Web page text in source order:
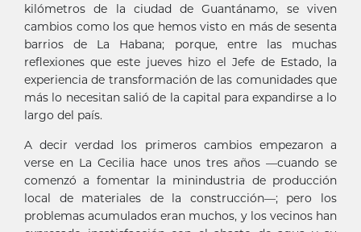
kilómetros de la ciudad de Guantánamo, se viven
cambios como los que hemos visto en más de sesenta
barrios de La Habana; porque, entre las muchas
reflexiones que este jueves hizo el Jefe de Estado, la
experiencia de transformación de las comunidades que
más lo necesitan salió de la capital para expandirse a lo
largo del país.
A decir verdad los primeros cambios empezaron a
verse en La Cecilia hace unos tres años —cuando se
comenzó a fomentar la minindustria de producción
local de materiales de la construcción—; pero los
problemas acumulados eran muchos, y los vecinos han